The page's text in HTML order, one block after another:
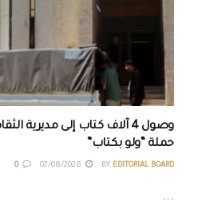
وصول 4 آلاف كتاب إلى مديرية
حملة “ولو بكتاب”
BY EDITORIAL BOARD
0
...